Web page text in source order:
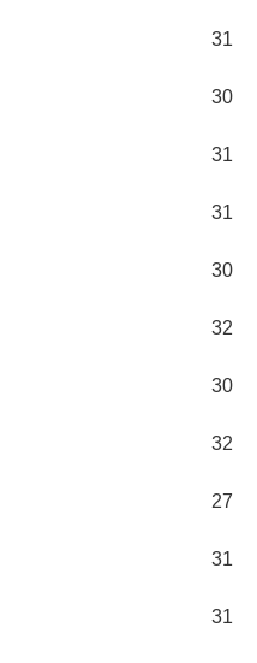
31
30
31
31
30
32
30
32
27
31
31